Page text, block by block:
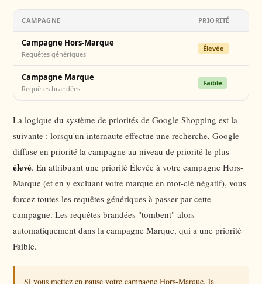
CAMPAGNE PRIORITÉ
Campagne Hors-Marque
Requêtes génériques
Élevée
Campagne Marque
Requêtes brandées
Faible
La logique du système de priorités de Google Shopping est la
suivante : lorsqu'un internaute effectue une recherche, Google
diffuse en priorité la campagne au niveau de priorité le plus
élevé. En attribuant une priorité Élevée à votre campagne Hors-
Marque (et en y excluant votre marque en mot-clé négatif), vous
forcez toutes les requêtes génériques à passer par cette
campagne. Les requêtes brandées "tombent" alors
automatiquement dans la campagne Marque, qui a une priorité
Faible.
Si vous mettez en pause votre campagne Hors-Marque, la